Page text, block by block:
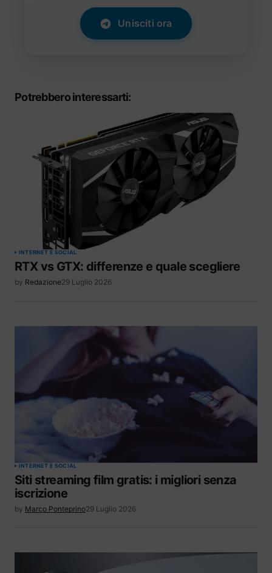
Unisciti ora
Potrebbero interessarti:
INTERNET E SOCIAL
RTX vs GTX: differenze e quale scegliere
by Redazione29 Luglio 2026
INTERNET E SOCIAL
Siti streaming film gratis: i migliori senza
iscrizione
by Marco Ponteprino29 Luglio 2026